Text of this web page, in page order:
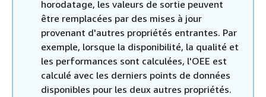
horodatage, les valeurs de sortie peuvent
être remplacées par des mises à jour
provenant d'autres propriétés entrantes. Par
exemple, lorsque la disponibilité, la qualité et
les performances sont calculées, l'OEE est
calculé avec les derniers points de données
disponibles pour les deux autres propriétés.